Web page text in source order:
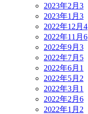
2023年2月 3
2023年1月 3
2022年12月 4
2022年11月 6
2022年9月 3
2022年7月 5
2022年6月 1
2022年5月 2
2022年3月 1
2022年2月 6
2022年1月 2